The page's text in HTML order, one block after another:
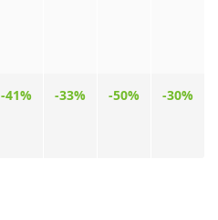
-41% -33% -50% -30%